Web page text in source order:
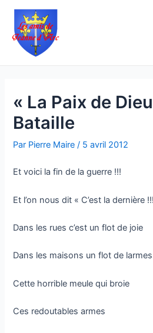
Aller
contenu
« La Paix de
Bataille
Par Pierre Maire/ 5 avril 2012
Et voici la fin de la guerre !!!
Et l’on nous dit « C’est la dernière
Dans les rues c’est un flot de joie
Dans les maisons un flot de
Cette horrible meule qui broie
Ces redoutables armes
Navigation
articles